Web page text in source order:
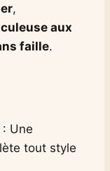
,
aux
faille.
: Une
tout style